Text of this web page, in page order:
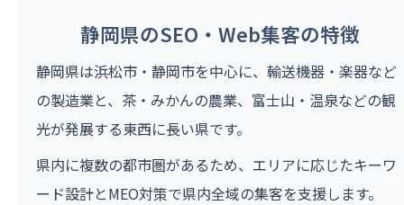
静岡県のSEO・Web集客の特徴
静岡県は浜松市・静岡市を中心に、輸送機器・楽器など
の製造業と、茶・みかんの農業、富士山・温泉などの観
光が発展する東西に長い県です。
県内に複数の都市圏があるため、エリアに応じたキーワ
ード設計とMEO対策で県内全域の集客を支援します。